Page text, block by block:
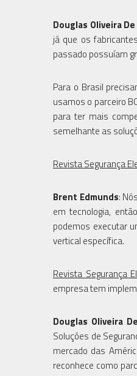
Douglas Oliveira
já que os
passado possuíam
Para o Brasil
usamos o parceiro
para ter mais
semelhante as
Revista Segurança
Brent Edmunds:
em tecnologia,
podemos executar
vertical específica.
Revista Segurança
empresa tem
Douglas Oliveira
Soluções de
mercado das
reconhece como